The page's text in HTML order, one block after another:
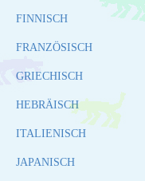
FINNISCH
FRANZÖSISCH
GRIECHISCH
HEBRÄISCH
ITALIENISCH
JAPANISCH